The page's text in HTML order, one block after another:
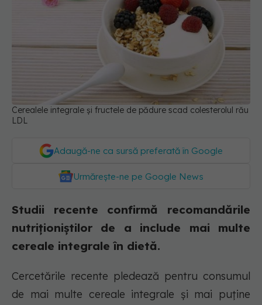
Cerealele integrale și fructele de pădure scad colesterolul rău
LDL
Adaugă-ne ca sursă preferată în Google
Urmărește-ne pe Google News
Studii recente confirmă recomandările
nutriționiștilor de a include mai multe
cereale integrale în dietă.
Cercetările recente pledează pentru consumul
de mai multe cereale integrale și mai puține